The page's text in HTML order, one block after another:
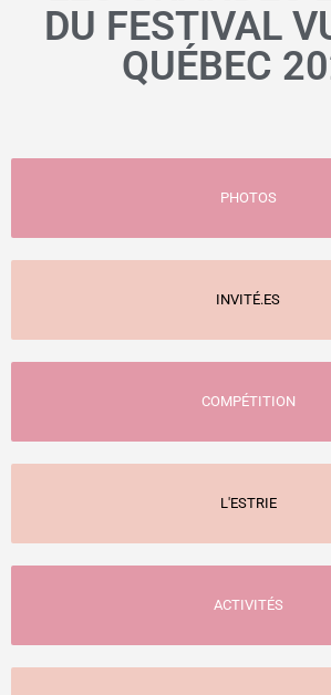
DU FESTIVAL
QUÉBEC
PHOTOS
INVITÉ.ES
COMPÉTITION
L'ESTRIE
ACTIVITÉS